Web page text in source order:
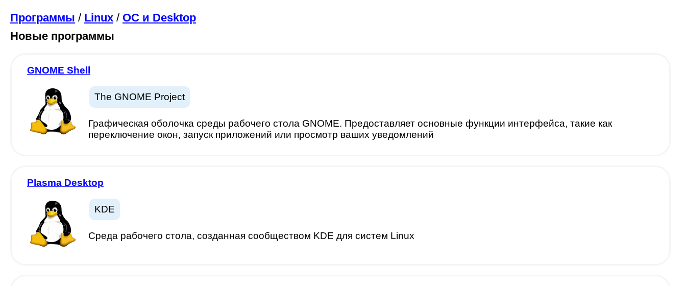
Программы / Linux / ОС и Desktop
Новые программы
GNOME Shell
The GNOME Project
Графическая оболочка среды рабочего стола GNOME. Предоставляет основные функции интерфейса, такие как
переключение окон, запуск приложений или просмотр ваших уведомлений
Plasma Desktop
KDE
Cреда рабочего стола, созданная сообществом KDE для систем Linux